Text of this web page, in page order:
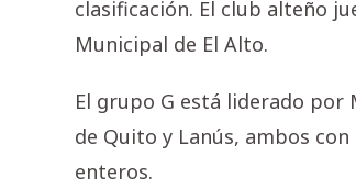
clasificación. El club alteño
Municipal de El Alto.
El grupo G está liderado por
de Quito y Lanús, ambos
enteros.